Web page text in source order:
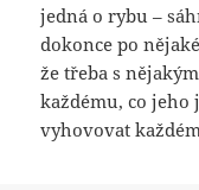
jedná o rybu –
dokonce po
že třeba s
každému, co jeho
vyhovovat